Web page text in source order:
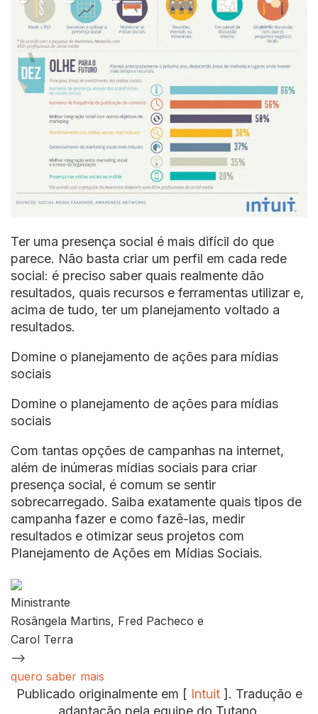
Ter uma presença social é mais difícil do que
parece. Não basta criar um perfil em cada rede
social: é preciso saber quais realmente dão
resultados, quais recursos e ferramentas utilizar e,
acima de tudo, ter um planejamento voltado a
resultados.
Domine o planejamento de ações para mídias
sociais
Domine o planejamento de ações para mídias
sociais
Com tantas opções de campanhas na internet,
além de inúmeras mídias sociais para criar
presença social, é comum se sentir
sobrecarregado. Saiba exatamente quais tipos de
campanha fazer e como fazê-las, medir
resultados e otimizar seus projetos com
Planejamento de Ações em Mídias Sociais.
Ministrante
Rosângela Martins, Fred Pacheco e
Carol Terra
–>
quero saber mais
Publicado originalmente em [ Intuit]. Tradução e
adaptação pela equipe do Tutano.